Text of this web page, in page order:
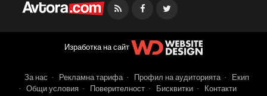
Facebook
Изработка на сайт
За нас Рекламна тарифа Профил на аудиторията
Екип
Общи условия
Поверителност Бисквитки Контакти